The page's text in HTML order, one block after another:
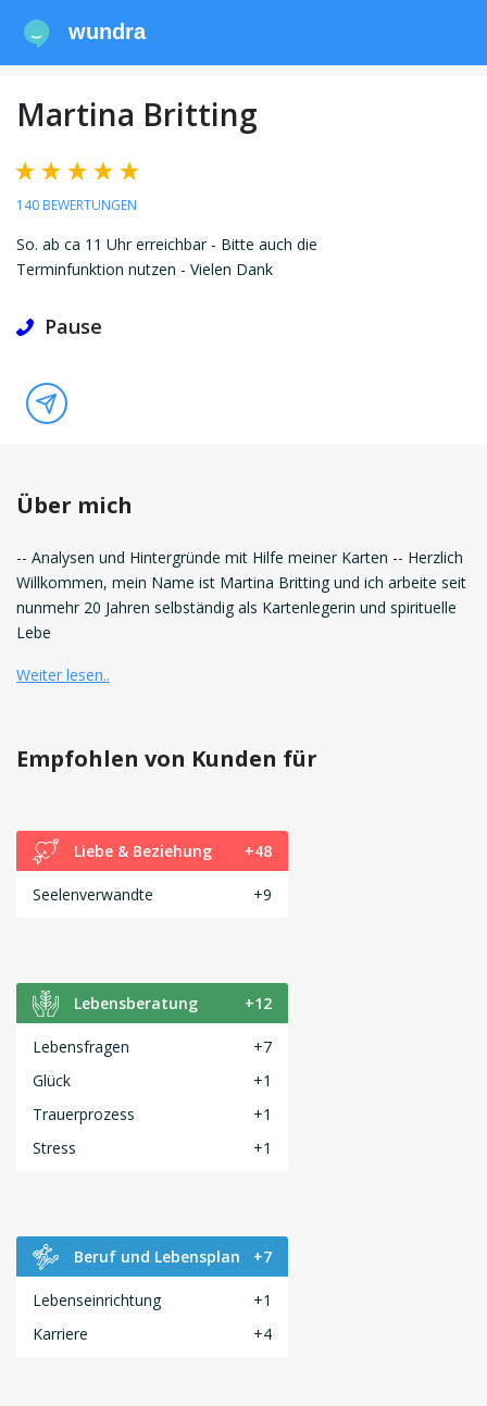
wundra
Martina Britting
140 BEWERTUNGEN
So. ab ca 11 Uhr erreichbar - Bitte auch die
Terminfunktion nutzen - Vielen Dank
Pause
Über mich
-- Analysen und Hintergründe mit Hilfe meiner Karten -- Herzlich
Willkommen, mein Name ist Martina Britting und ich arbeite seit
nunmehr 20 Jahren selbständig als Kartenlegerin und spirituelle
Lebe
Weiter lesen..
Empfohlen von Kunden für
Liebe & Beziehung +48
Seelenverwandte +9
Lebensberatung +12
Lebensfragen
+7
Glück
+1
Trauerprozess
+1
Stress
+1
Beruf und Lebensplan +7
Lebenseinrichtung
+1
Karriere
+4